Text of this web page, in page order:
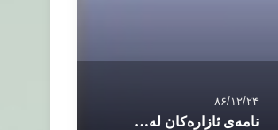
۸۶/۱۲/۲۴
نامه‌ی ئازاره‌کان له‌سه‌ر زه‌وی